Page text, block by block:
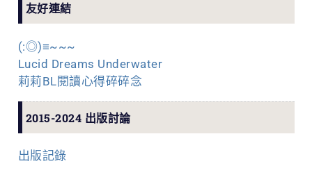
友好連結
(:◎)≡~~~
Lucid Dreams Underwater
莉莉BL閱讀心得碎碎念
2015-2024 出版討論
出版記錄